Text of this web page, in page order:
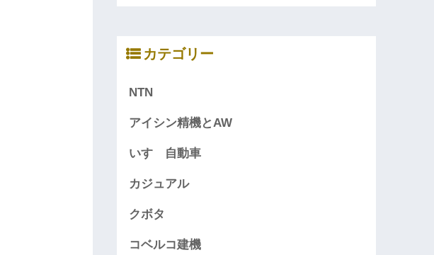
カテゴリー
NTN
アイシン精機とAW
いすゞ自動車
カジュアル
クボタ
コベルコ建機